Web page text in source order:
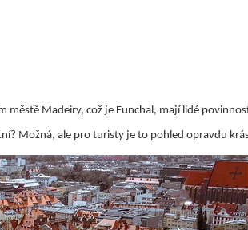
Madeiry, což je Funchal, mají lidé
Možná, ale pro turisty je to pohled opravdu